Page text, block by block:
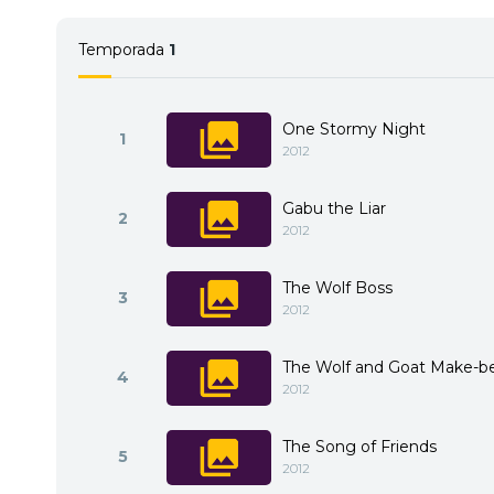
Temporada 1
1 One Stormy Night
2012
2 Gabu the Liar
2012
3 The Wolf Boss
2012
4 The Wolf and Goat Make-
2012
5 The Song of Friends
2012